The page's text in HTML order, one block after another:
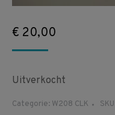
€ 20,00
Uitverkocht
Categorie: W208 CLK